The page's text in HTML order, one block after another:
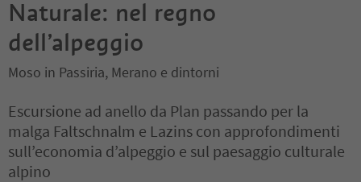
Naturale: nel regno
dell’alpeggio
Moso in Passiria, Merano e dintorni
Escursione ad anello da Plan passando per la
malga Faltschnalm e Lazins con approfondimenti
sull’economia d’alpeggio e sul paesaggio culturale
alpino